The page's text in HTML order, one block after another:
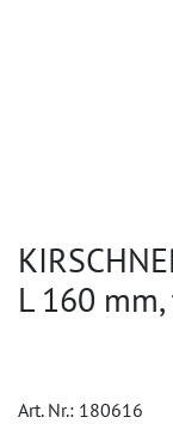
L 160
Art. Nr.: 180616